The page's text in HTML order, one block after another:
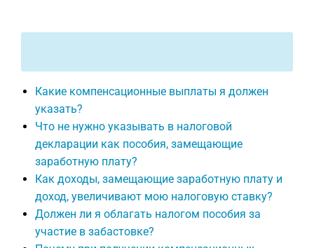
Какие компенсационные выплаты я должен
указать?
Что не нужно указывать в налоговой
декларации как пособия, замещающие
заработную плату?
Как доходы, замещающие заработную плату и
доход, увеличивают мою налоговую ставку?
Должен ли я облагать налогом пособия за
участие в забастовке?